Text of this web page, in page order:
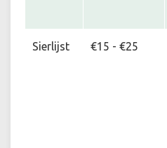
Sierlijst €15 - €25